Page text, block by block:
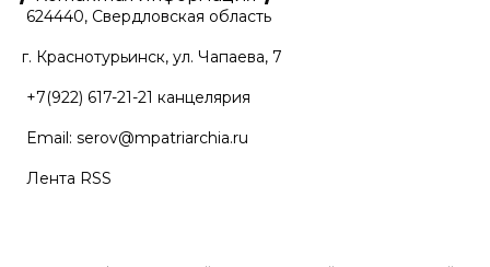
624440, Свердловская область
г. Краснотурьинск, ул. Чапаева, 7
+7(922) 617-21-21 канцелярия
Email: serov@mpatriarchia.ru
Лента RSS